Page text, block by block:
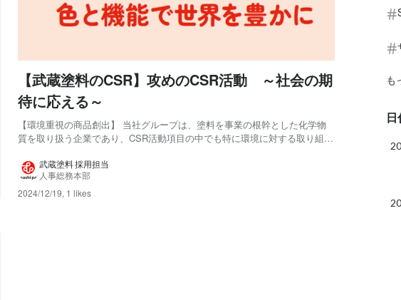
【武蔵塗料のCSR】攻めのCSR活動 ～社会の期
待に応える～
【環境重視の商品創出】 当社グループは、塗料を事業の根幹とした化学物
質を取り扱う企業であり、CSR活動項目の中でも特に環境に対する取り組み
在は“人と一緒に生み出すトキに参加したい”という『トキ消費』の時代とい
われ、特徴として貢献性が挙げられていま...
武蔵塗料 採用担当
人事総務本部
2024/12/19, 1 likes
も
日